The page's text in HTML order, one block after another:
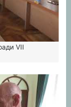
VII